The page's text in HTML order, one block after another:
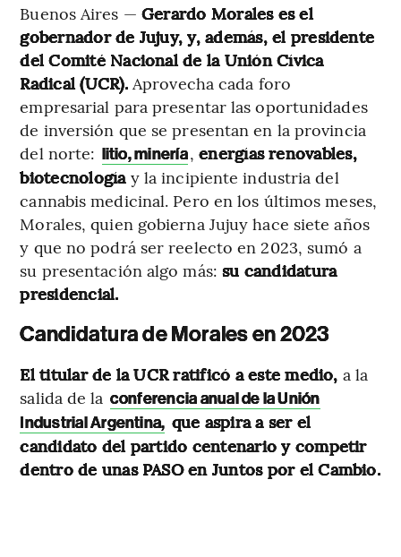
Buenos Aires — Gerardo Morales es el
gobernador de Jujuy, y, además, el presidente
del Comité Nacional de la Unión Cívica
Radical (UCR). Aprovecha cada foro
empresarial para presentar las oportunidades
de inversión que se presentan en la provincia
del norte: litio, minería,energías renovables,
biotecnología y la incipiente industria del
cannabis medicinal. Pero en los últimos meses,
Morales, quien gobierna Jujuy hace siete años
y que no podrá ser reelecto en 2023, sumó a
su presentación algo más: su candidatura
presidencial.
Candidatura de Morales en 2023
El titular de la UCR ratificó a este medio, a la
salida de la conferencia anual de la Unión
Industrial Argentina, que aspira a ser el
candidato del partido centenario y competir
dentro de unas PASO en Juntos por el Cambio.